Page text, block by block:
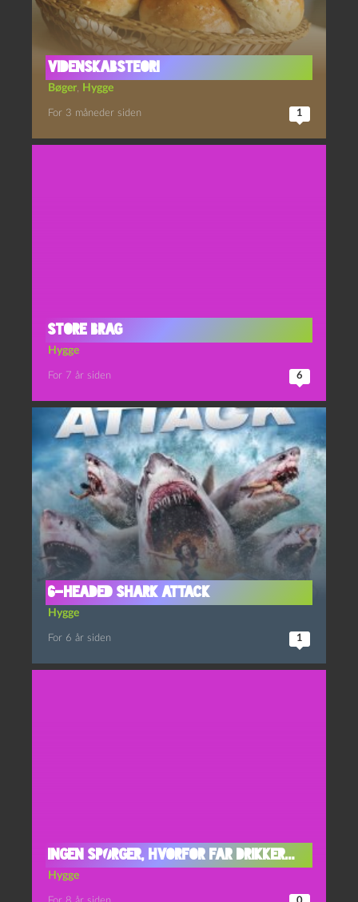
Videnskabsteori
Bøger, Hygge
For 3 måneder siden 1
Store brag
Hygge
For 7 år siden 6
6-Headed Shark Attack
Hygge
For 6 år siden 1
Ingen spørger, hvorfor far drikker…
Hygge